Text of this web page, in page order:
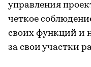
управления
четкое
своих функций и
за свои участки